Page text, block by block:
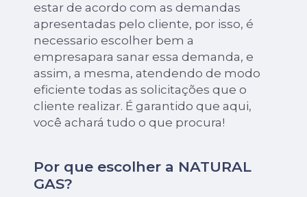
estar de acordo com as demandas
apresentadas pelo cliente, por isso, é
necessario escolher bem a
empresapara sanar essa demanda, e
assim, a mesma, atendendo de modo
eficiente todas as solicitações que o
cliente realizar. É garantido que aqui,
você achará tudo o que procura!
Por que escolher a NATURAL
GAS?